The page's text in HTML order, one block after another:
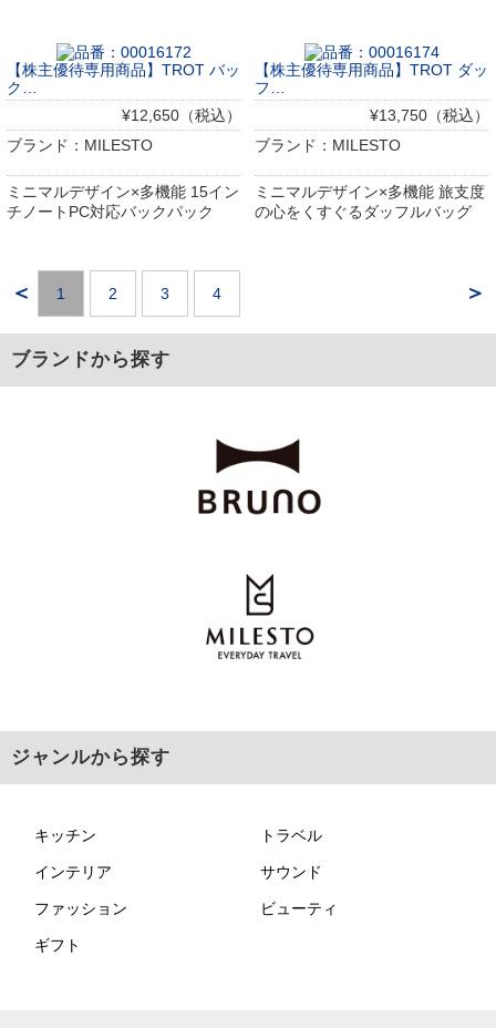
【株主優待専用商品】TROT バッ
ク…
¥12,650（税込）
ブランド：MILESTO
ミニマルデザイン×多機能 15イン
チノートPC対応バックパック
【株主優待専用商品】TROT ダッ
フ…
¥13,750（税込）
ブランド：MILESTO
ミニマルデザイン×多機能 旅支度
の心をくすぐるダッフルバッグ
1 2 3 4
＜ ＞
ブランドから探す
ジャンルから探す
キッチン トラベル
インテリア サウンド
ファッション ビューティ
ギフト